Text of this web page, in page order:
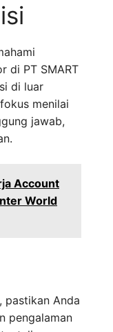
di PT SMART
di luar
menilai
jawab,
Account
World
pastikan Anda
pengalaman